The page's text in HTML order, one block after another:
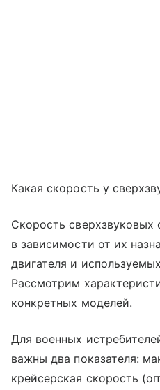
Какая скорость у
Скорость сверхзвуковых
в зависимости от их
двигателя и
Рассмотрим
конкретных моделей.
Для военных
важны два показателя:
крейсерская скорость